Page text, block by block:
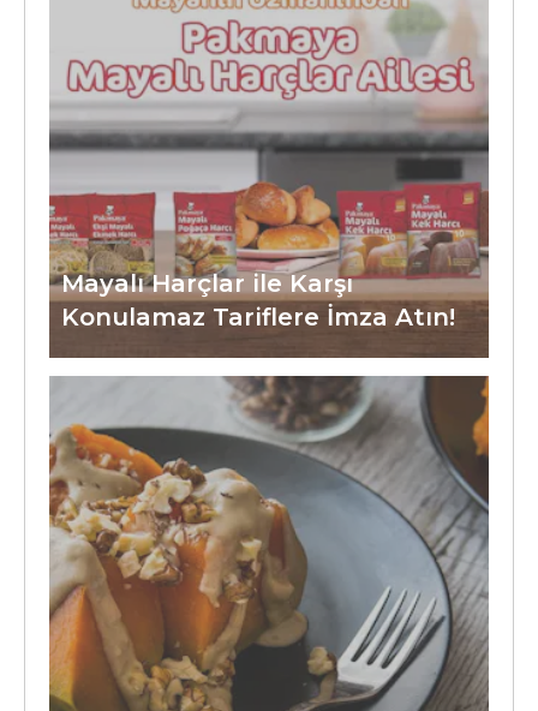
Mayalı Harçlar ile Karşı
Konulamaz Tariflere İmza Atın!